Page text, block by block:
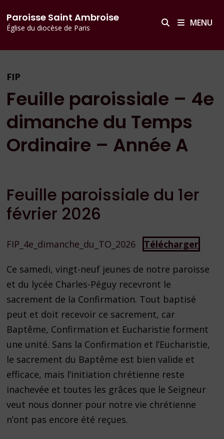
principal
au
contenu
Paroisse Saint Ambroise
Église du diocèse de Paris MENU
FIP
Feuille paroissiale – 4e
dimanche du Temps
Ordinaire – Année A
Feuille paroissiale du 1er
février 2026
FIP_4e_dimanche_du_TO_2026 Télécharger
Ce samedi, vingt-neuf jeunes de notre paroisse
et du lycée Charles-Péguy recevront le
sacrement de la Confirmation. Tout baptisé
peut et doit recevoir ce sacrement, car
Baptême, Confirmation et Eucharistie forment
une unité. Sans la Confirmation et l’Eucharistie,
le sacrement du Baptême est bien valide et
efficace, mais l’initiation chrétienne reste
inachevée et toutes les grâces que le Seigneur
veut nous donner pour notre vie chrétienne
n’ont pas encore été reçues.